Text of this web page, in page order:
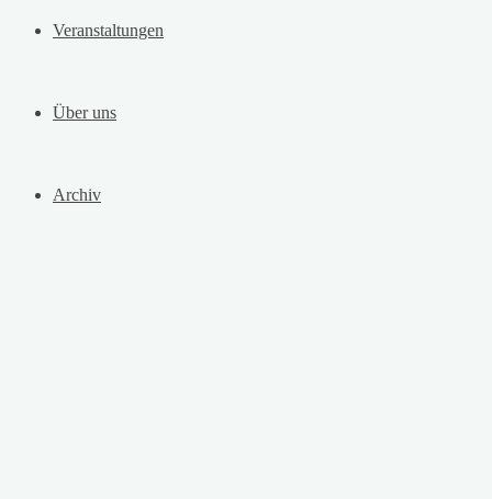
Veranstaltungen
Über uns
Archiv